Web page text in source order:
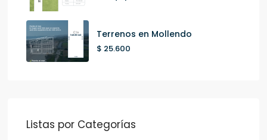
Terrenos en Mollendo
$ 25.600
Listas por Categorías